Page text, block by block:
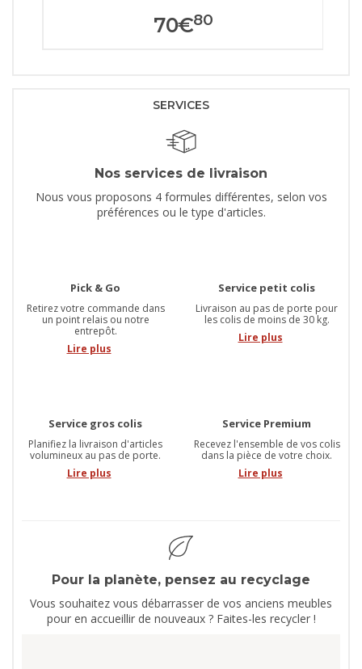
70€80
SERVICES
Nos services de livraison
Nous vous proposons 4 formules différentes, selon vos
préférences ou le type d'articles.
Pick & Go
Retirez votre commande dans
un point relais ou notre
entrepôt.
Lire plus
Service petit colis
Livraison au pas de porte pour
les colis de moins de 30 kg.
Lire plus
Service gros colis
Planifiez la livraison d'articles
volumineux au pas de porte.
Lire plus
Service Premium
Recevez l'ensemble de vos colis
dans la pièce de votre choix.
Lire plus
Pour la planète, pensez au recyclage
Vous souhaitez vous débarrasser de vos anciens meubles
pour en accueillir de nouveaux ? Faites-les recycler !